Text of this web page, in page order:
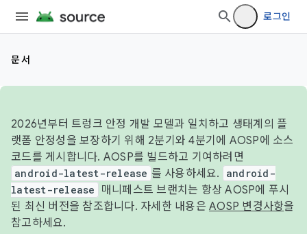
로그인
문서
2026년부터 트렁크 안정 개발 모델과 일치하고 생태계의 플
랫폼 안정성을 보장하기 위해 2분기와 4분기에 AOSP에 소스
코드를 게시합니다. AOSP를 빌드하고 기여하려면
android-latest-release 를 사용하세요.
android-
latest-release
매니페스트 브랜치는 항상 AOSP에 푸시
된 최신 버전을 참조합니다. 자세한 내용은 AOSP 변경사항을
참고하세요.